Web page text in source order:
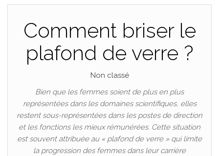
Comment briser le
plafond de verre ?
Non classé
Bien que les femmes soient de plus en plus
représentées dans les domaines scientifiques, elles
restent sous-représentées dans les postes de direction
et les fonctions les mieux rémunérées. Cette situation
est souvent attribuée au « plafond de verre » qui limite
la progression des femmes dans leur carrière